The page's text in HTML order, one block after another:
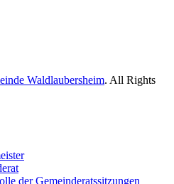
Waldlaubersheim. All Rights
der Gemeinderatssitzungen